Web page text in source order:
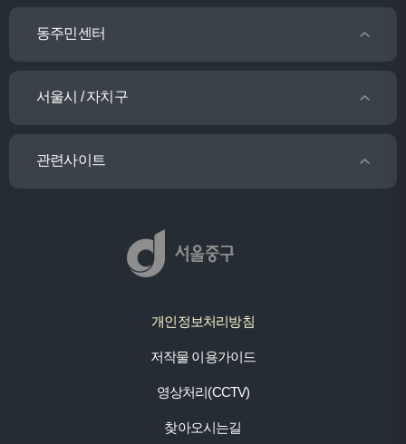
동주민센터
서울시 / 자치구
관련사이트
개인정보처리방침
저작물 이용가이드
영상처리(CCTV)
찾아오시는길